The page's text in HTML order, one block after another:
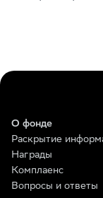
О фонде
Раскрытие
Награды
Комплаенс
Вопросы и ответы